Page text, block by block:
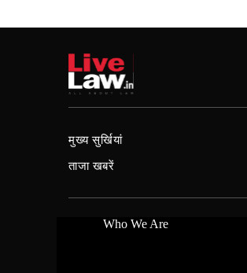
मुख्य सुर्खियां
ताजा खबरें
Who We Are